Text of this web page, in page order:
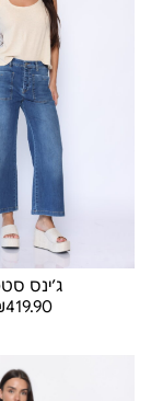
ג׳ינס
419.90